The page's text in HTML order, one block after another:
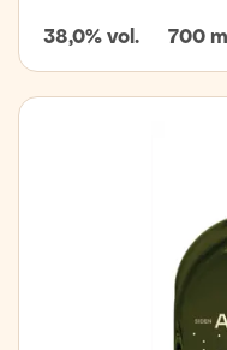
38,0% vol. 700